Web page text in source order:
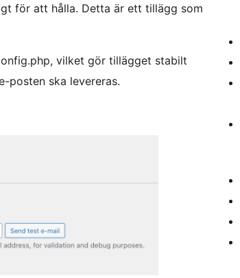
för att hålla. Detta är ett tillägg som
vilket gör tillägget stabilt
posten ska levereras.